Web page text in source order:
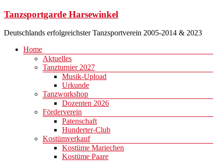
Zum
springen
Tanzsportgarde Harsewinkel
Deutschlands erfolgreichster Tanzsportverein 2005-2014 & 2023
Menü
Home
Aktuelles
Tanzturnier 2027
Musik-Upload
Urkunde
Tanzworkshop
Dozenten 2026
Förderverein
Patenschaft
Hunderter-Club
Kostümverkauf
Kostüme Mariechen
Kostüme Paare